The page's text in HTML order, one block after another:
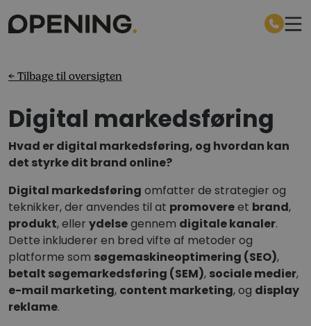
← Tilbage til oversigten
Digital markedsføring
Hvad er digital markedsføring, og hvordan kan
det styrke dit brand online?
Digital markedsføring omfatter de strategier og
teknikker, der anvendes til at promovereet brand,
produkt, eller ydelsegennem digitale kanaler.
Dette inkluderer en bred vifte af metoder og
platforme som søgemaskineoptimering (SEO),
betalt søgemarkedsføring (SEM), sociale medier,
e-mail marketing, content marketing, og display
reklame.